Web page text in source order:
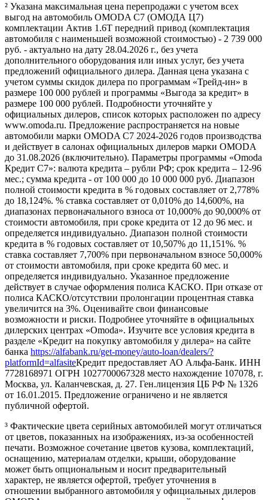
² Указана максимальная цена перепродажи с учетом всех
выгод на автомобиль OMODA C7 (ОМОДА Ц7)
комплектации Актив 1.6T передний привод (комплектация
автомобиля с наименьшей возможной стоимостью) - 2 739 000
руб. - актуально на дату 28.04.2026 г., без учета
дополнительного оборудования или иных услуг, без учета
предложений официального дилера. Данная цена указана с
учетом суммы скидок дилера по программам «Трейд-ин» в
размере 100 000 рублей и программы «Выгода за кредит» в
размере 100 000 рублей. Подробности уточняйте у
официальных дилеров, список которых расположен по адресу
www.omoda.ru. Предложение распространяется на новые
автомобили марки OMODA C7 2024-2026 годов производства
и действует в салонах официальных дилеров марки OMODA
до 31.08.2026 (включительно). Параметры программы «Omoda
Кредит C7»: валюта кредита – рубли РФ; срок кредита – 12-96
мес.; сумма кредита - от 100 000 до 10 000 000 руб. Диапазон
полной стоимости кредита в % годовых составляет от 2,778%
до 18,124%. % ставка составляет от 0,010% до 14,600%, на
диапазонах первоначального взноса от 10,000% до 90,000% от
стоимости автомобиля, при сроке кредита от 12 до 96 мес. и
определяется индивидуально. Диапазон полной стоимости
кредита в % годовых составляет от 10,507% до 11,151%. %
ставка составляет 7,700% при первоначальном взносе 50,000%
от стоимости автомобиля, при сроке кредита 60 мес. и
определяется индивидуально. Указанное предложение
действует в случае оформления полиса КАСКО. При отказе от
полиса КАСКО/отсутствии пролонгации процентная ставка
увеличится на 3%. Оценивайте свои финансовые
возможности и риски. Подробнее уточняйте в официальных
дилерских центрах «Omoda». Изучите все условия кредита в
разделе «Кредит на покупку автомобиля у дилера» на сайте
банка https://alfabank.ru/get-money/auto-loan/dealers/?
platformId=alfasiteКредит предоставляет АО Альфа-Банк. ИНН
7728168971 ОГРН 1027700067328 место нахождение 107078, г.
Москва, ул. Каланчевская, д. 27. Ген.лицензия ЦБ РФ № 1326
от 16.01.2015. Предложение ограничено и не является
публичной офертой.
³ Фактические цвета серийных автомобилей могут отличаться
от цветов, показанных на изображениях, из-за особенностей
печати. Возможное сочетание цветов кузова, комплектаций,
оснащению, материалам отделки, крыши, оборудование
может быть опциональным и носит предварительный
характер, не является офертой, требует уточнения в
отношении выбранного автомобиля у официальных дилеров